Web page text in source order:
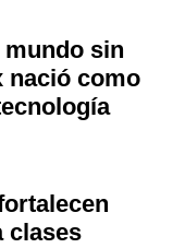
sin
nació como
clases